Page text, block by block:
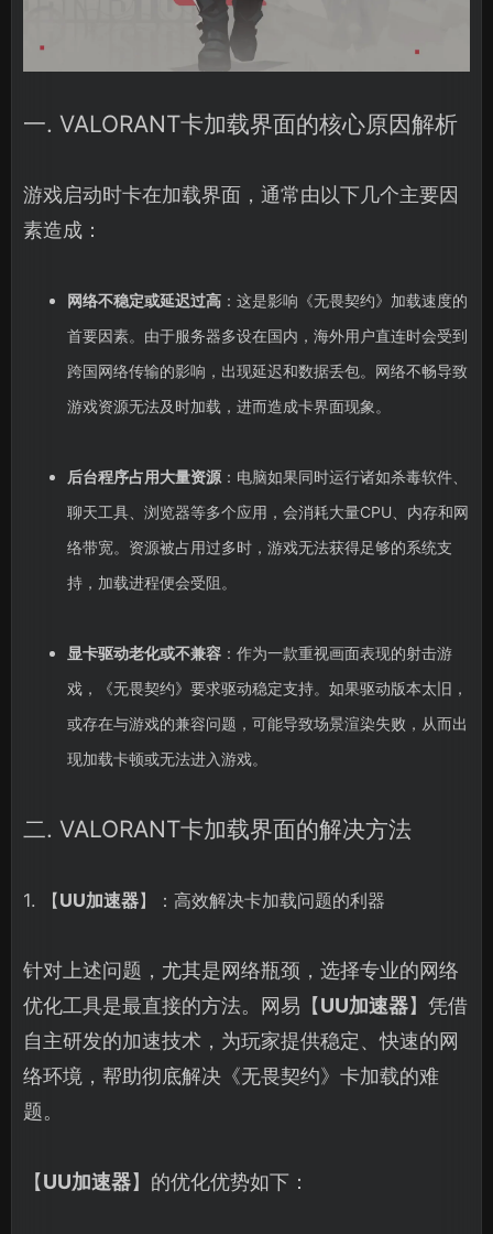
一. VALORANT卡加载界面的核心原因解析
游戏启动时卡在加载界面，通常由以下几个主要因
素造成：
网络不稳定或延迟过高：这是影响《无畏契约》加载速度的
首要因素。由于服务器多设在国内，海外用户直连时会受到
跨国网络传输的影响，出现延迟和数据丢包。网络不畅导致
游戏资源无法及时加载，进而造成卡界面现象。
后台程序占用大量资源：电脑如果同时运行诸如杀毒软件、
聊天工具、浏览器等多个应用，会消耗大量CPU、内存和网
络带宽。资源被占用过多时，游戏无法获得足够的系统支
持，加载进程便会受阻。
显卡驱动老化或不兼容：作为一款重视画面表现的射击游
戏，《无畏契约》要求驱动稳定支持。如果驱动版本太旧，
或存在与游戏的兼容问题，可能导致场景渲染失败，从而出
现加载卡顿或无法进入游戏。
二. VALORANT卡加载界面的解决方法
1. 【UU加速器】：高效解决卡加载问题的利器
针对上述问题，尤其是网络瓶颈，选择专业的网络
优化工具是最直接的方法。网易【UU加速器】凭借
自主研发的加速技术，为玩家提供稳定、快速的网
络环境，帮助彻底解决《无畏契约》卡加载的难
题。
【UU加速器】的优化优势如下：